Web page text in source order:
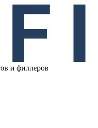
и филлеров